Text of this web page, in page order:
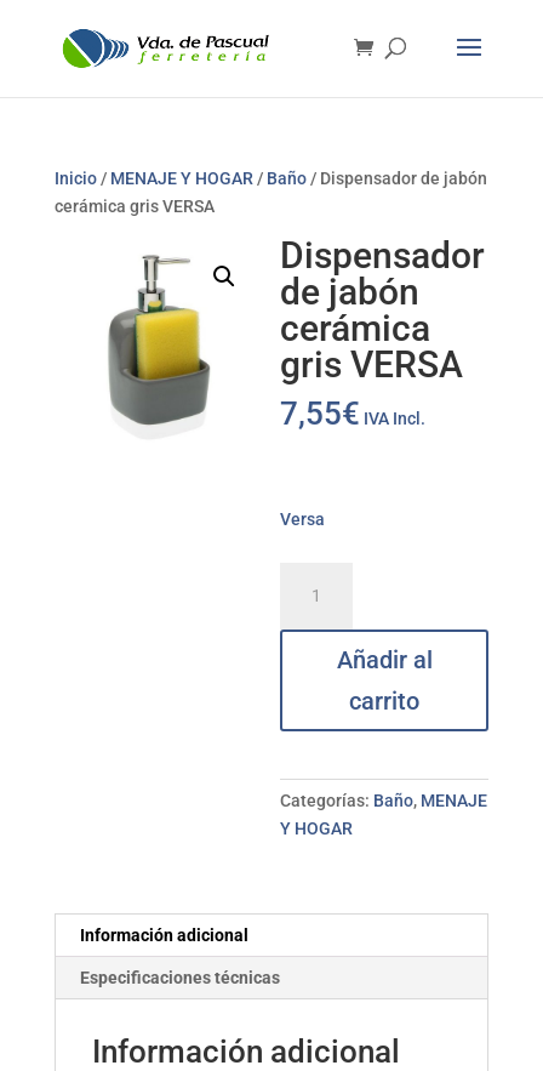
Inicio/ MENAJE Y HOGAR / Baño/ Dispensador de jabón
cerámica gris VERSA
Dispensador
de jabón
cerámica
gris VERSA
7,55€ IVA Incl.
Versa
jabón
cerámicaAñadir al
carrito
Categorías: Baño, MENAJE
Y HOGAR
Información adicional
Especificaciones técnicas
Información adicional